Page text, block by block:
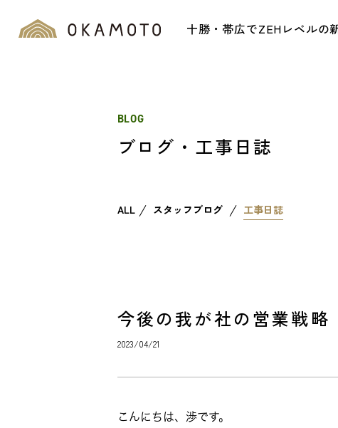
十勝・帯広でZEHレベルの
BLOG
ブログ・工事日誌
ALL スタッフブログ 工事日誌
今後の我が社の営業戦略
2023/04/21
こんにちは、渉です。